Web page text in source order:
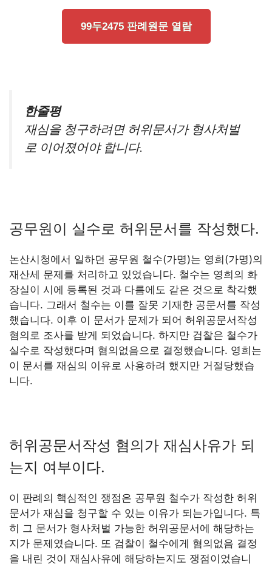
99두2475 판례원문 열람
한줄평
재심을 청구하려면 허위문서가 형사처벌
로 이어졌어야 합니다.
공무원이 실수로 허위문서를 작성했다.
논산시청에서 일하던 공무원 철수(가명)는 영희(가명)의
재산세 문제를 처리하고 있었습니다. 철수는 영희의 화
장실이 시에 등록된 것과 다름에도 같은 것으로 착각했
습니다. 그래서 철수는 이를 잘못 기재한 공문서를 작성
했습니다. 이후 이 문서가 문제가 되어 허위공문서작성
혐의로 조사를 받게 되었습니다. 하지만 검찰은 철수가
실수로 작성했다며 혐의없음으로 결정했습니다. 영희는
이 문서를 재심의 이유로 사용하려 했지만 거절당했습
니다.
허위공문서작성 혐의가 재심사유가 되
는지 여부이다.
이 판례의 핵심적인 쟁점은 공무원 철수가 작성한 허위
문서가 재심을 청구할 수 있는 이유가 되는가입니다. 특
히 그 문서가 형사처벌 가능한 허위공문서에 해당하는
지가 문제였습니다. 또 검찰이 철수에게 혐의없음 결정
을 내린 것이 재심사유에 해당하는지도 쟁점이었습니